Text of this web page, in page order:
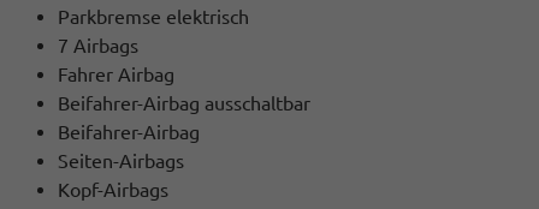
Parkbremse elektrisch
7 Airbags
Fahrer Airbag
Beifahrer-Airbag ausschaltbar
Beifahrer-Airbag
Seiten-Airbags
Kopf-Airbags